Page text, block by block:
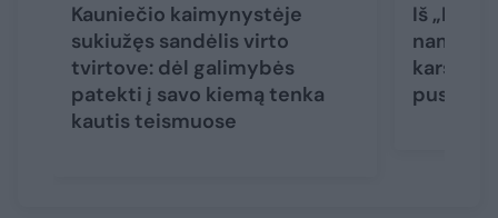
Kauniečio kaimynystėje
sukiužęs sandėlis virto
tvirtove: dėl galimybės
patekti į savo kiemą tenka
kautis teismuose
Iš
namas
karšta